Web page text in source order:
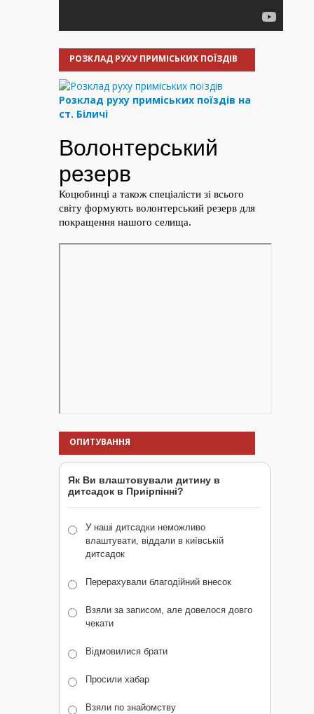
РОЗКЛАД РУХУ ПРИМІСЬКИХ ПОЇЗДІВ
Розклад руху приміських поїздів на
ст. Біличі
ОПИТУВАННЯ
Як Ви влаштовували дитину в
дитсадок в Приірпінні?
У наші дитсадки неможливо
влаштувати, віддали в київській
дитсадок
Перерахували благодійний внесок
Взяли за записом, але довелося довго
чекати
Відмовилися брати
Просили хабар
Взяли по знайомству